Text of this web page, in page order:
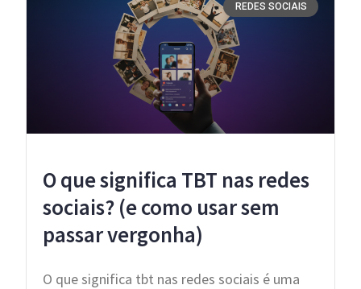
REDES SOCIAIS
O que significa TBT nas redes
sociais? (e como usar sem
passar vergonha)
O que significa tbt nas redes sociais é uma